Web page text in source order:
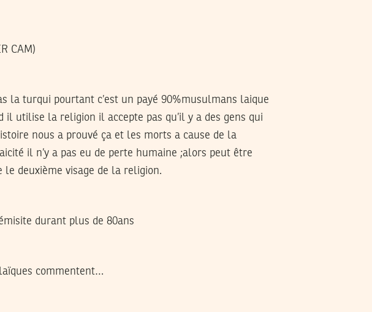
CAM)
la turqui pourtant c’est un payé 90%musulmans laique
utilise la religion il accepte pas qu’il y a des gens qui
nous a prouvé ça et les morts a cause de la
il n’y a pas eu de perte humaine ;alors peut être
deuxième visage de la religion.
durant plus de 80ans
commentent…